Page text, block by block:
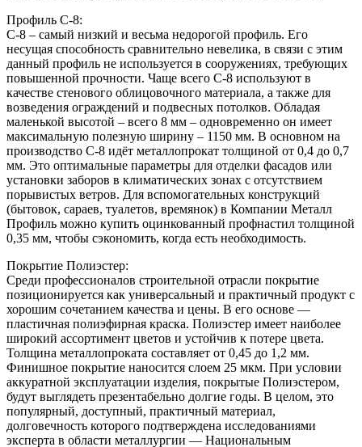
Профиль С-8:
С-8 – самый низкий и весьма недорогой профиль. Его
несущая способность сравнительно невелика, в связи с этим
данный профиль не используется в сооружениях, требующих
повышенной прочности. Чаще всего С-8 используют в
качестве стенового облицовочного материала, а также для
возведения ограждений и подвесных потолков. Обладая
маленькой высотой – всего 8 мм – одновременно он имеет
максимальную полезную ширину – 1150 мм. В основном на
производство С-8 идёт металлопрокат толщиной от 0,4 до 0,7
мм. Это оптимальные параметры для отделки фасадов или
установки заборов в климатических зонах с отсутствием
порывистых ветров. Для вспомогательных конструкций
(бытовок, сараев, туалетов, времянок) в Компании Металл
Профиль можно купить оцинкованный профнастил толщиной
0,35 мм, чтобы сэкономить, когда есть необходимость.
Покрытие Полиэстер:
Среди профессионалов строительной отрасли покрытие
позиционируется как универсальный и практичный продукт с
хорошим сочетанием качества и цены. В его основе —
пластичная полиэфирная краска. Полиэстер имеет наиболее
широкий ассортимент цветов и устойчив к потере цвета.
Толщина металлопроката составляет от 0,45 до 1,2 мм.
Финишное покрытие наносится слоем 25 мкм. При условии
аккуратной эксплуатации изделия, покрытые Полиэстером,
будут выглядеть презентабельно долгие годы. В целом, это
популярный, доступный, практичный материал,
долговечность которого подтверждена исследованиями
эксперта в области металлургии — Национальным